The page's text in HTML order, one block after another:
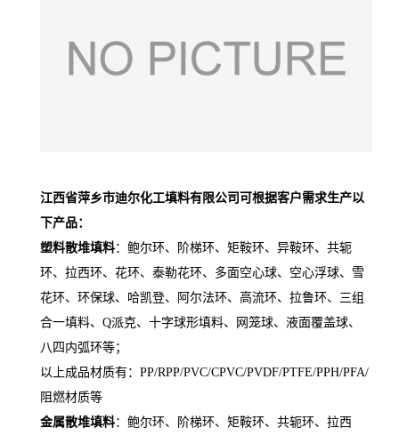
江西省萍乡市迪尔化工填料有限公司可根据客户需求生产以
下产品：
塑料散堆填料：鲍尔环、阶梯环、矩鞍环、异鞍环、共轭
环、拉西环、花环、泰勒花环、多面空心球、空心浮球、雪
花环、环保球、哈凯登、阿尔法环、高流环、拉鲁环、三组
合一填料、Q派克、十字球形填料、网笼球、液面覆盖球、
八四内弧环等；
以上成品材质有： PP/RPP/PVC/CPVC/PVDF/PTFE/PPH/PFA/
阻燃材质等
金属散堆填料：鲍尔环、阶梯环、矩鞍环、共轭环、拉西